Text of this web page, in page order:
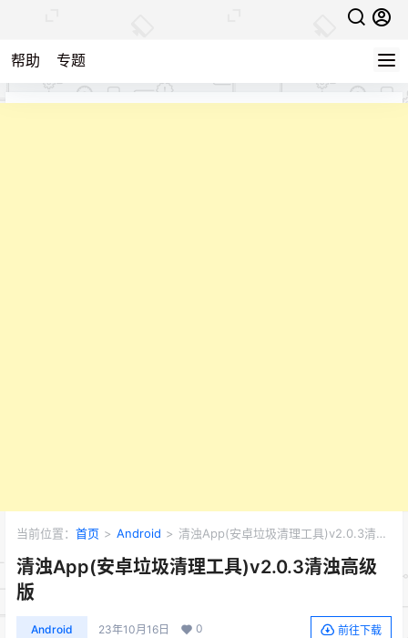
帮助 专题
当前位置： 首页 > Android > 清浊App(安卓垃圾清理工具)v2.0.3清浊
清浊App(安卓垃圾清理工具)v2.0.3清浊高级
版
Android 23年10月16日 0 前往下载